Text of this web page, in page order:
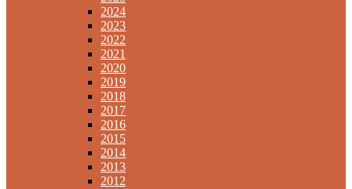
2024
2023
2022
2021
2020
2019
2018
2017
2016
2015
2014
2013
2012